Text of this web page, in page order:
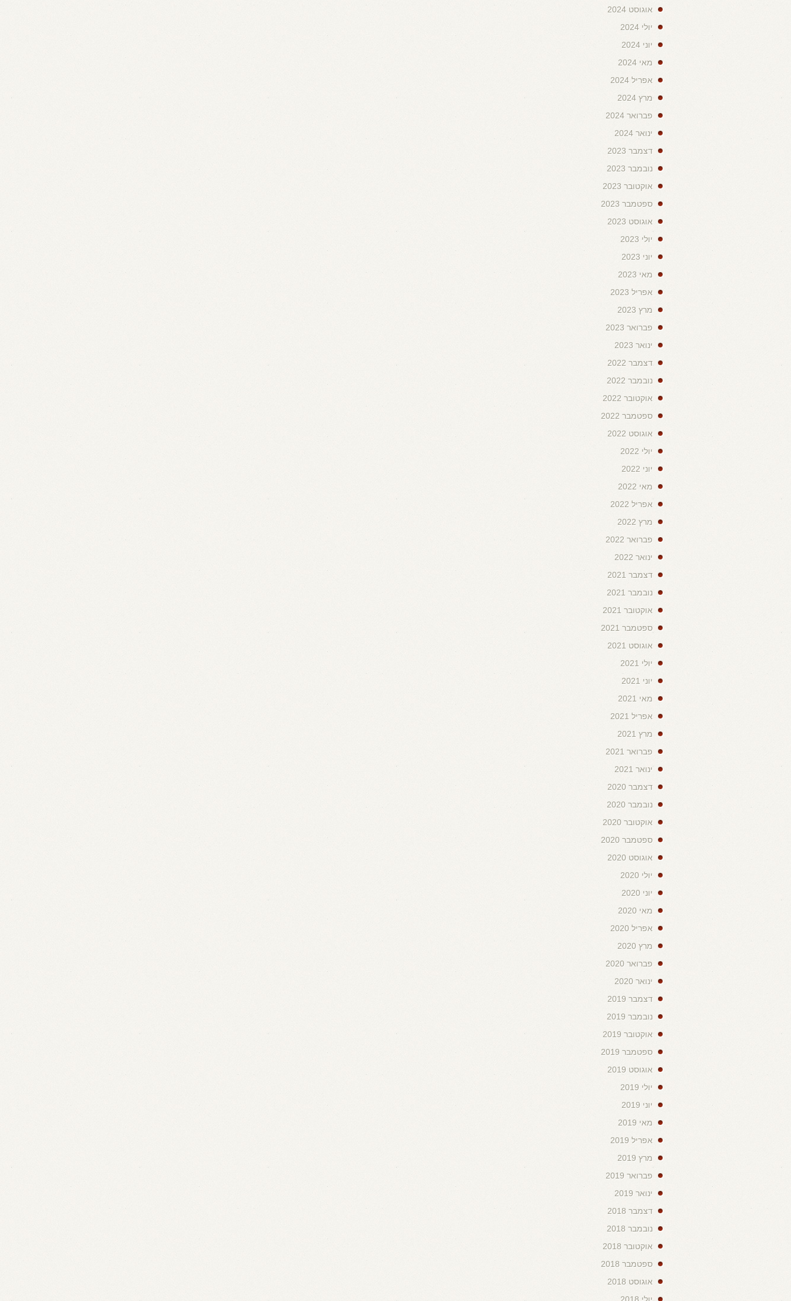
אוגוסט 2024
יולי 2024
יוני 2024
מאי 2024
אפריל 2024
מרץ 2024
פברואר 2024
ינואר 2024
דצמבר 2023
נובמבר 2023
אוקטובר 2023
ספטמבר 2023
אוגוסט 2023
יולי 2023
יוני 2023
מאי 2023
אפריל 2023
מרץ 2023
פברואר 2023
ינואר 2023
דצמבר 2022
נובמבר 2022
אוקטובר 2022
ספטמבר 2022
אוגוסט 2022
יולי 2022
יוני 2022
מאי 2022
אפריל 2022
מרץ 2022
פברואר 2022
ינואר 2022
דצמבר 2021
נובמבר 2021
אוקטובר 2021
ספטמבר 2021
אוגוסט 2021
יולי 2021
יוני 2021
מאי 2021
אפריל 2021
מרץ 2021
פברואר 2021
ינואר 2021
דצמבר 2020
נובמבר 2020
אוקטובר 2020
ספטמבר 2020
אוגוסט 2020
יולי 2020
יוני 2020
מאי 2020
אפריל 2020
מרץ 2020
פברואר 2020
ינואר 2020
דצמבר 2019
נובמבר 2019
אוקטובר 2019
ספטמבר 2019
אוגוסט 2019
יולי 2019
יוני 2019
מאי 2019
אפריל 2019
מרץ 2019
פברואר 2019
ינואר 2019
דצמבר 2018
נובמבר 2018
אוקטובר 2018
ספטמבר 2018
אוגוסט 2018